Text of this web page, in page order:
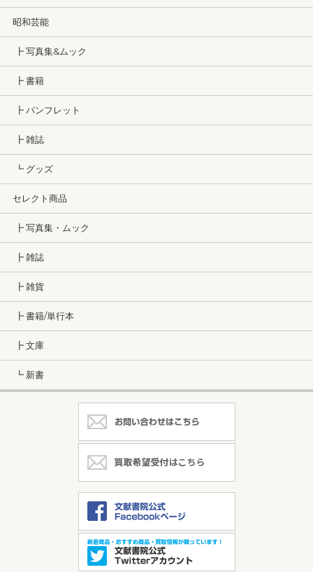
昭和芸能
┣ 写真集&ムック
┣ 書籍
┣ パンフレット
┣ 雑誌
┗ グッズ
セレクト商品
┣ 写真集・ムック
┣ 雑誌
┣ 雑貨
┣ 書籍/単行本
┣ 文庫
┗ 新書